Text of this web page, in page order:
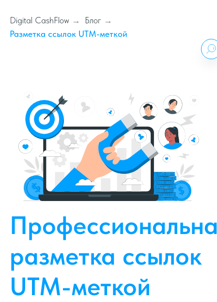
Digital CashFlow → Блог →
Разметка ссылок UTM-меткой
разметка ссылок
UTM-меткой